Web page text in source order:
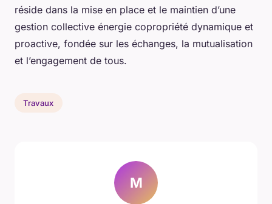
réside dans la mise en place et le maintien d’une
gestion collective énergie copropriété dynamique et
proactive, fondée sur les échanges, la mutualisation
et l’engagement de tous.
Travaux
M